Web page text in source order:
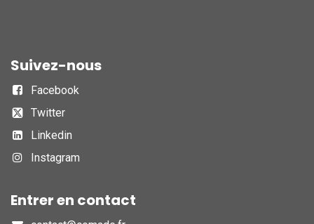
Suivez-nous
Facebook
Twitter
Linkedin
Instagram
Entrer en contact